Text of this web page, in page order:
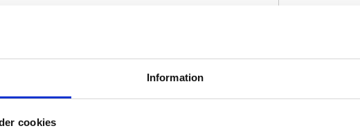
Information
cookies
enligt DIN 3121 / ISO 1174